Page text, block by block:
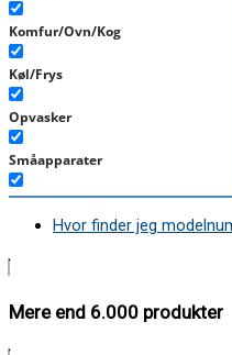
Komfur/Ovn/Kog
Køl/Frys
Opvasker
Småapparater
Støvsuger
Hvor finder jeg
Mere end 6.000 produkter